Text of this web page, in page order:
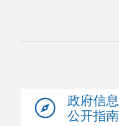
政府信息
公开指南